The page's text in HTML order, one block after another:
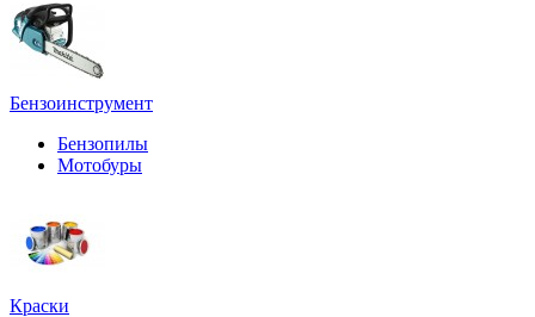
Бензоинструмент
Бензопилы
Мотобуры
Краски